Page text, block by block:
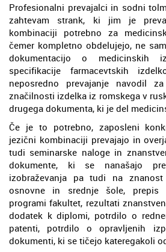
Profesionalni prevajalci in sodni
zahtevam strank, ki jim je
kombinaciji potrebno za
čemer kompletno obdelujejo, ne
dokumentacijo o medicinskih
specifikacije farmacevtskih
neposredno prevajanje navodil
značilnosti izdelka iz romskega v
drugega dokumenta, ki je del
Če je to potrebno, zaposleni
jezični kombinaciji prevajajo in
tudi seminarske naloge in
dokumente, ki se nanašajo
izobraževanja pa tudi na znanost
osnovne in srednje šole, prepis
programi fakultet, rezultati
dodatek k diplomi, potrdilo o
patenti, potrdilo o opravljenih
dokumenti, ki se tičejo kateregakoli